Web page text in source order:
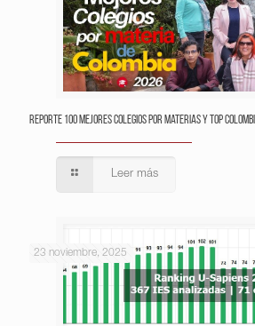
Reporte 100 Mejores Colegios por Materias y Top
Leer más
23 noviembre, 2025